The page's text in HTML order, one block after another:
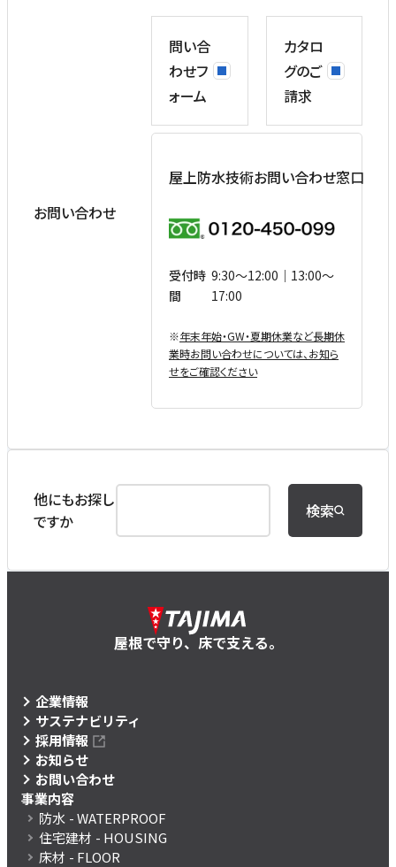
お問い合わせ
問い合
わせフ
ォーム
カタロ
グのご
請求
屋上防水技術お問い合わせ窓口
受付時
間
9:30〜12:00｜13:00〜
17:00
※年末年始・GW・夏期休業など⻑期休
業時お問い合わせについては、お知ら
せをご確認ください
他にもお探し
ですか
検索
屋根で守り、床で支える。
企業情報
サステナビリティ
採用情報
お知らせ
お問い合わせ
事業内容
防水 - WATERPROOF
住宅建材 - HOUSING
床材 - FLOOR